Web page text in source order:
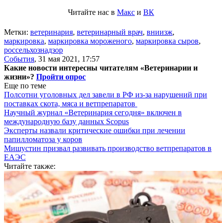
Читайте нас в Макс и ВК
Метки: ветеринария, ветеринарный врач, вниизж,
маркировка, маркировка мороженого, маркировка сыров,
россельхознадзор
События, 31 мая 2021, 17:57
Какие новости интересны читателям «Ветеринарии и
жизни»? Пройти опрос
Еще по теме
Полсотни уголовных дел завели в РФ из-за нарушений при
поставках скота, мяса и ветпрепаратов
Научный журнал «Ветеринария сегодня» включен в
международную базу данных Scopus
Эксперты назвали критические ошибки при лечении
папилломатоза у коров
Мишустин призвал развивать производство ветпрепаратов в
ЕАЭС
Читайте также: